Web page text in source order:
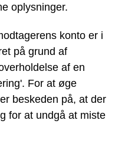
oplysninger.
konto er i
på grund af
af en
For at øge
beskeden på, at der
for at undgå at miste